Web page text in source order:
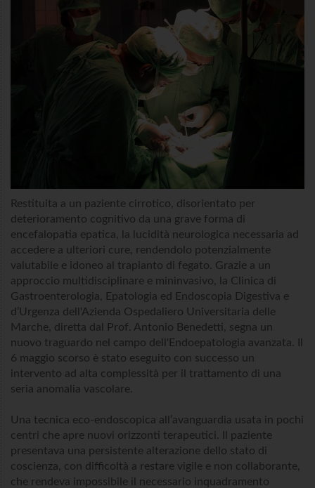
Restituita a un paziente cirrotico, disorientato per
deterioramento cognitivo da una grave forma di
encefalopatia epatica, la lucidità neurologica necessaria ad
accedere a ulteriori cure, rendendolo potenzialmente
valutabile e idoneo al trapianto di fegato. Grazie a un
approccio multidisciplinare e mininvasivo, la Clinica di
Gastroenterologia, Epatologia ed Endoscopia Digestiva e
d’Urgenza dell'Azienda Ospedaliero Universitaria delle
Marche, diretta dal Prof. Antonio Benedetti, segna un
nuovo traguardo nel campo dell'Endoepatologia avanzata. Il
6 maggio scorso è stato eseguito con successo un
intervento ad alta complessità per il trattamento di una
seria anomalia vascolare.
Una tecnica eco-endoscopica all’avanguardia usata in pochi
centri che apre nuovi orizzonti terapeutici. Il paziente
presentava una persistente alterazione dello stato di
coscienza, con difficoltà a restare vigile e non collaborante,
che rendeva impossibile il necessario inquadramento